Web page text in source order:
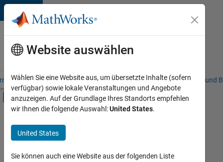
Weiter zum Inhalt
Karriere
bei
MathWorks
– Übersicht Stellensuche Niederlassungen Studierende und
Umschaltung für Off-Canvas-
Hauptinhalt
Commercial Sales
Education Sales
Inside Sales
+4
Website auswählen
Wählen Sie eine Website aus, um übersetzte Inhalte (sofern
verfügbar) sowie lokale Veranstaltungen und Angebote
anzuzeigen. Auf der Grundlage Ihres Standorts empfehlen
wir Ihnen die folgende Auswahl:United States.
United States
Sie können auch eine Website aus der folgenden Liste